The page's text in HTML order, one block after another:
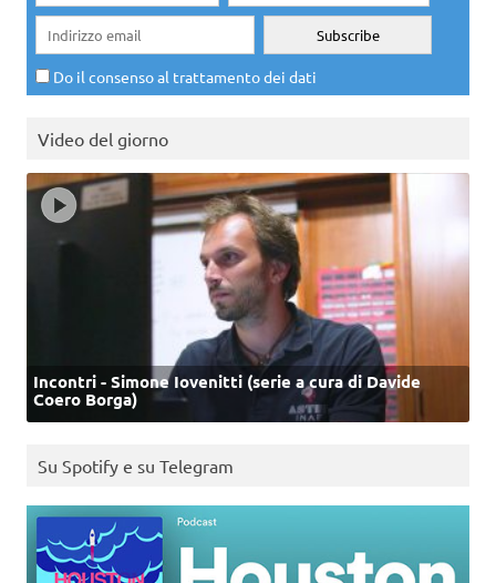
Do il consenso al trattamento dei dati
Video del giorno
Incontri - Simone Iovenitti (serie a cura di Davide
Coero Borga)
Su Spotify e su Telegram